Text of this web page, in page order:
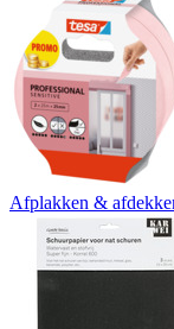
Afplakken &